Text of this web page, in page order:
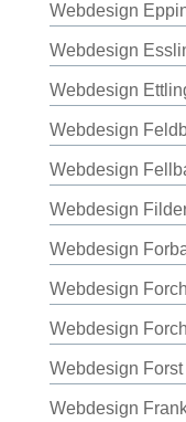
Webdesign
Webdesign
Webdesign
Webdesign
Webdesign
Webdesign
Webdesign
Webdesign
Webdesign
Webdesign Forst
Webdesign